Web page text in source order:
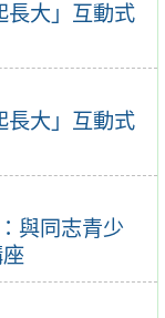
長大」互動式
長大」互動式
與同志青少